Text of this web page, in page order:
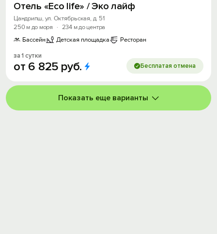
Отель «Eco life» / Эко лайф
Цандрипш, ул. Октябрьская, д. 51
250 м до моря
· 234 м до центра
Бассейн
Детская площадка Ресторан
за 1 сутки
от 6 825 руб. Бесплатая отмена
Показать еще варианты